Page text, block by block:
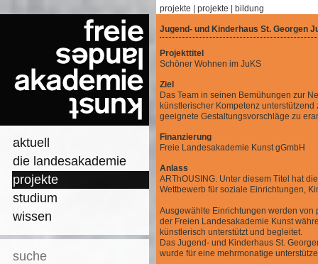
aktuell
die landesakademie
projekte
studium
wissen
suche
projekte projekte bildung
Jugend- und Kinderhaus St. Georgen
Projekttitel
Schöner Wohnen im JuKS
Ziel
Das Team in seinen Bemühungen zur
künstlerischer Kompetenz
geeignete Gestaltungsvorschläge zu
Finanzierung
Freie Landesakademie Kunst gGmbH
Anlass
ARThOUSING. Unter diesem Titel hat
Wettbewerb für soziale Einrichtungen,
Ausgewählte Einrichtungen werden
der Freien Landesakademie Kunst
künstlerisch unterstützt und begleitet.
Das Jugend- und Kinderhaus St.
wurde für eine mehrmonatige